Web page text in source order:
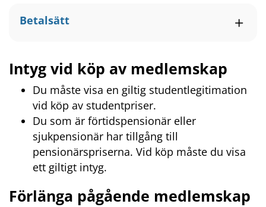
Betalsätt
Intyg vid köp av medlemskap
Du måste visa en giltig studentlegitimation
vid köp av studentpriser.
Du som är förtidspensionär eller
sjukpensionär har tillgång till
pensionärspriserna. Vid köp måste du visa
ett giltigt intyg.
Förlänga pågående medlemskap